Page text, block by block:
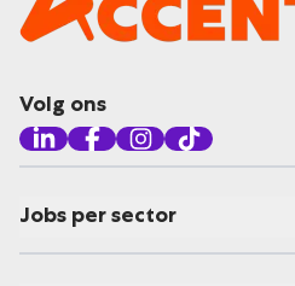
Volg ons
Jobs per sector